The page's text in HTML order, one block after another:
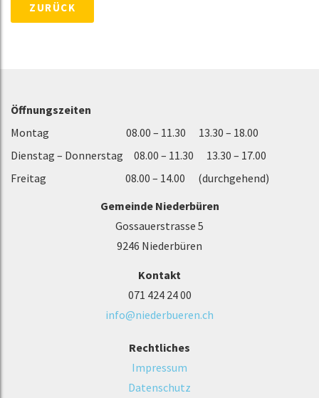
ZURÜCK
Öffnungszeiten
Montag 08.00 – 11.30 13.30 – 18.00
Dienstag – Donnerstag 08.00 – 11.30 13.30 – 17.00
Freitag 08.00 – 14.00 (durchgehend)
Gemeinde Niederbüren
Gossauerstrasse 5
9246 Niederbüren
Kontakt
071 424 24 00
info@niederbueren.ch
Rechtliches
Impressum
Datenschutz